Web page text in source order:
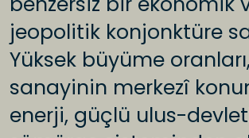
jeopolitik konjonktüre
Yüksek büyüme oranları,
sanayinin merkezî
enerji, güçlü ulus-